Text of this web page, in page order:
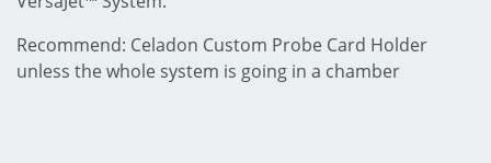
Recommend: Celadon Custom Probe Card Holder
unless the whole system is going in a chamber